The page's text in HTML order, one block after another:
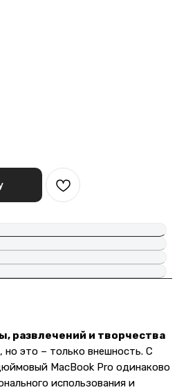
развлечений и творчества
это – только внешность. С
MacBook Pro одинаково
использования и